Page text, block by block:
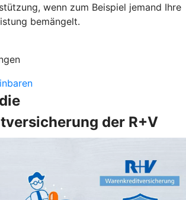
wenn zum Beispiel jemand Ihre
bemängelt.
der R+V